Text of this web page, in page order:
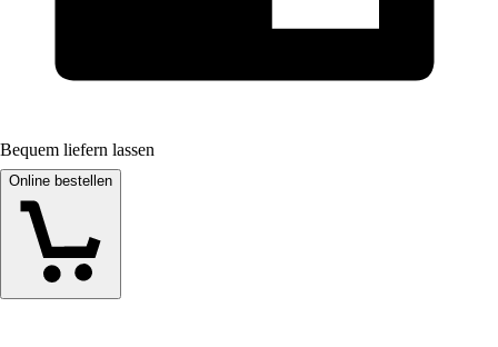
Bequem liefern lassen
Online bestellen